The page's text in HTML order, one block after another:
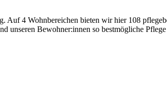
4 Wohnbereichen bieten wir hier 108
unseren Bewohner:innen so bestmögliche